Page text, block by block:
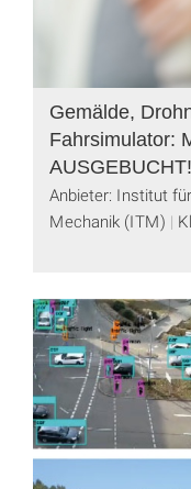
Gemälde,
Fahrsimulator:
AUSGEBUCHT!
Anbieter: Institut
Mechanik (ITM)